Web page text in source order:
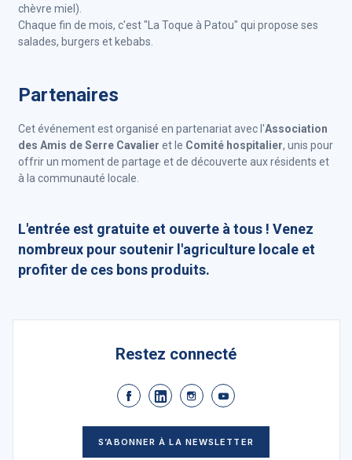
chèvre miel).
Chaque fin de mois, c'est "La Toque à Patou" qui propose ses
salades, burgers et kebabs.
Partenaires
Cet événement est organisé en partenariat avec l'Association
des Amis de Serre Cavalier et le Comité hospitalier, unis pour
offrir un moment de partage et de découverte aux résidents et
à la communauté locale.
L'entrée est gratuite et ouverte à tous ! Venez
nombreux pour soutenir l'agriculture locale et
profiter de ces bons produits.
Restez connecté
S’ABONNER À LA NEWSLETTER